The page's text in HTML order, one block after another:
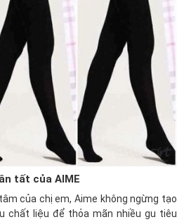
tất của AIME
của chị em, Aime không ngừng tạo
chất liệu để thỏa mãn nhiều gu tiêu